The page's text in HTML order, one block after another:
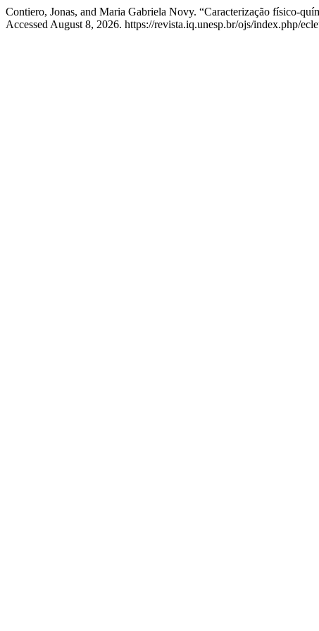
Contiero, Jonas, and Maria Gabriela Novy. “Caracterização físico-
Accessed August 8, 2026. https://revista.iq.unesp.br/ojs/index.php/